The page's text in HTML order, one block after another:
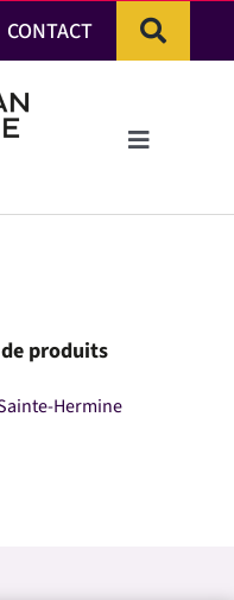
CONTACT
Toggle
produits
Hermine